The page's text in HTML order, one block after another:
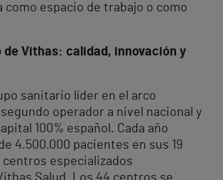
como espacio de trabajo o como
de Vithas: calidad, innovación y
sanitario líder en el arco
operador a nivel nacional y
100% español. Cada año
4.500.000 pacientes en sus 19
centros especializados